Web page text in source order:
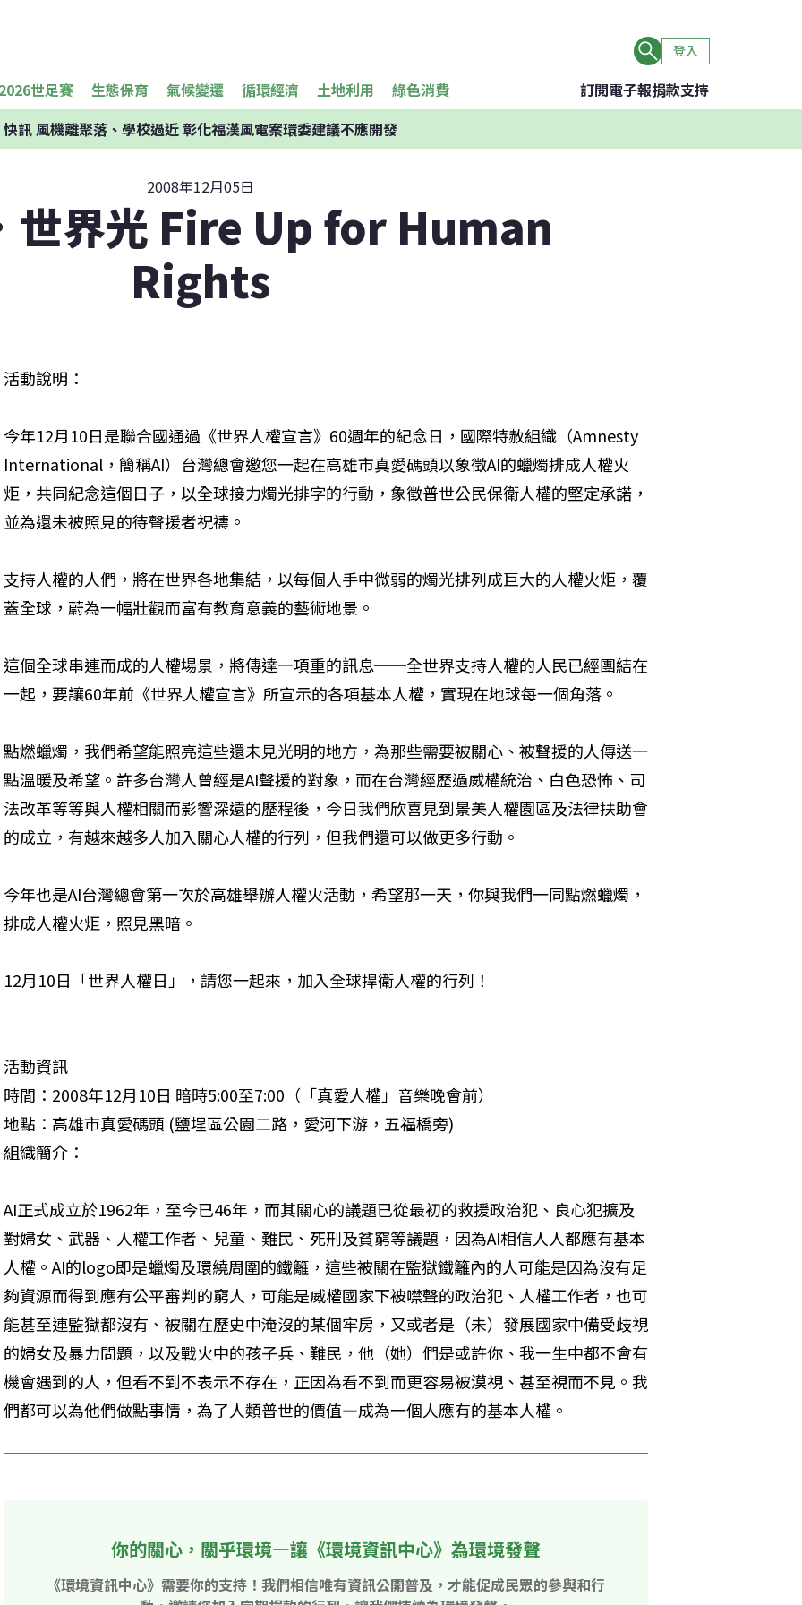
登入
世足賽 生態保育 氣候變遷 循環經濟 土地利用 綠色消費 訂閱電子報捐款支持
快訊風機離聚落、學校過近 彰化福漢風電案環委建議不應開發
2008年12月05日
世界光 Fire Up for Human
Rights
活動說明：
今年12月10日是聯合國通過《世界人權宣言》60週年的紀念日，國際特赦組織（Amnesty
International，簡稱AI）台灣總會邀您一起在高雄市真愛碼頭以象徵AI的蠟燭排成人權火
炬，共同紀念這個日子，以全球接力燭光排字的行動，象徵普世公民保衛人權的堅定承諾，
並為還未被照見的待聲援者祝禱。
支持人權的人們，將在世界各地集結，以每個人手中微弱的燭光排列成巨大的人權火炬，覆
蓋全球，蔚為一幅壯觀而富有教育意義的藝術地景。
這個全球串連而成的人權場景，將傳達一項重的訊息──全世界支持人權的人民已經團結在
一起，要讓60年前《世界人權宣言》所宣示的各項基本人權，實現在地球每一個角落。
點燃蠟燭，我們希望能照亮這些還未見光明的地方，為那些需要被關心、被聲援的人傳送一
點溫暖及希望。許多台灣人曾經是AI聲援的對象，而在台灣經歷過威權統治、白色恐怖、司
法改革等等與人權相關而影響深遠的歷程後，今日我們欣喜見到景美人權園區及法律扶助會
的成立，有越來越多人加入關心人權的行列，但我們還可以做更多行動。
今年也是AI台灣總會第一次於高雄舉辦人權火活動，希望那一天，你與我們一同點燃蠟燭，
排成人權火炬，照見黑暗。
12月10日「世界人權日」，請您一起來，加入全球捍衛人權的行列！
活動資訊
時間：2008年12月10日 暗時5:00至7:00（「真愛人權」音樂晚會前）
地點：高雄市真愛碼頭 (鹽埕區公園二路，愛河下游，五福橋旁)
組織簡介：
AI正式成立於1962年，至今已46年，而其關心的議題已從最初的救援政治犯、良心犯擴及
對婦女、武器、人權工作者、兒童、難民、死刑及貧窮等議題，因為AI相信人人都應有基本
人權。AI的logo即是蠟燭及環繞周圍的鐵籬，這些被關在監獄鐵籬內的人可能是因為沒有足
夠資源而得到應有公平審判的窮人，可能是威權國家下被噤聲的政治犯、人權工作者，也可
能甚至連監獄都沒有、被關在歷史中淹沒的某個牢房，又或者是（未）發展國家中備受歧視
的婦女及暴力問題，以及戰火中的孩子兵、難民，他（她）們是或許你、我一生中都不會有
機會遇到的人，但看不到不表示不存在，正因為看不到而更容易被漠視、甚至視而不見。我
們都可以為他們做點事情，為了人類普世的價值—成為一個人應有的基本人權。
你的關心，關乎環境—讓《環境資訊中心》為環境發聲
《環境資訊中心》需要你的支持！我們相信唯有資訊公開普及，才能促成民眾的參與和行